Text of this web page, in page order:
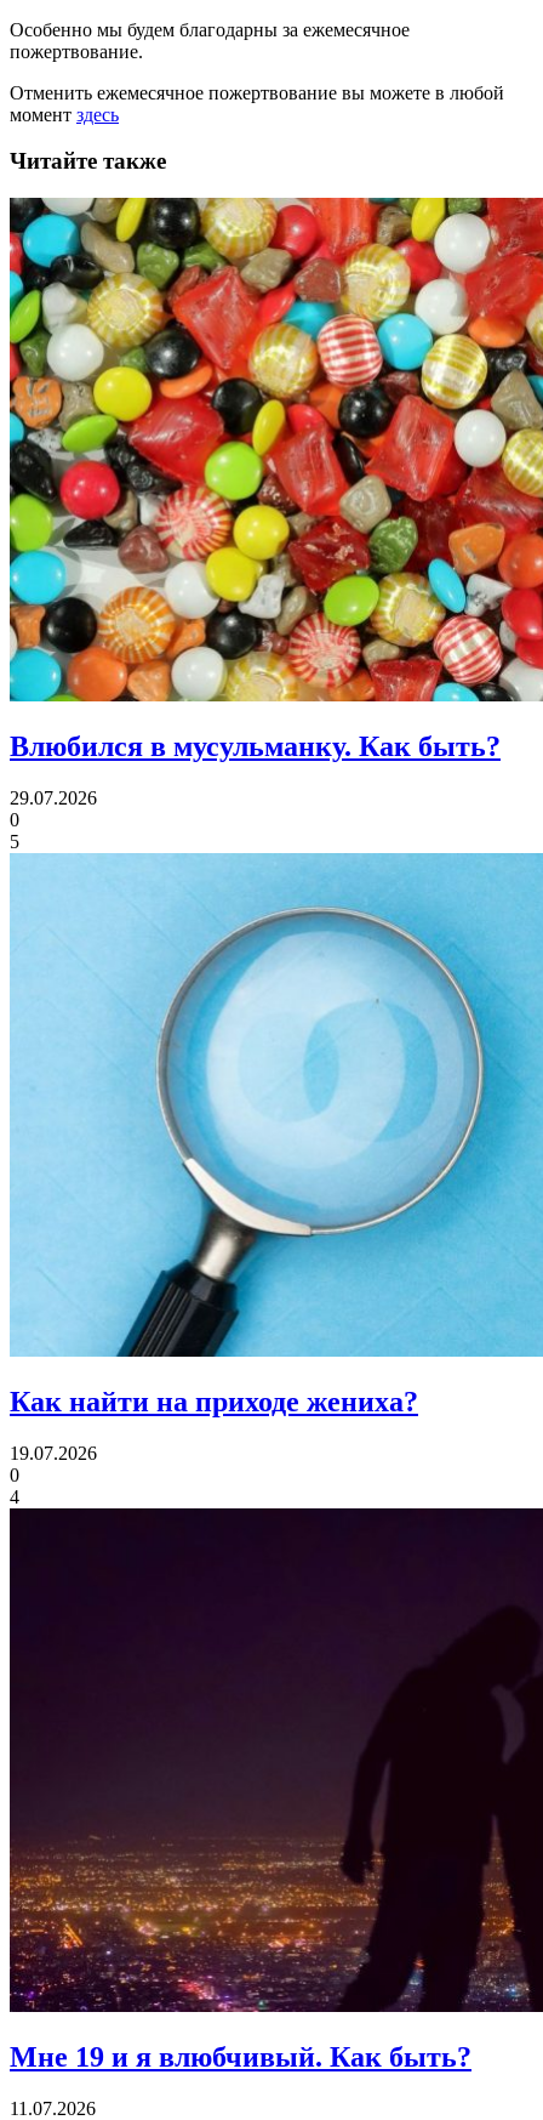
Особенно мы будем благодарны за ежемесячное
пожертвование.
Отменить ежемесячное пожертвование вы можете в любой
момент здесь
Читайте также
Влюбился в мусульманку. Как быть?
29.07.2026
0
5
Как найти на приходе жениха?
19.07.2026
0
4
Мне 19 и я влюбчивый. Как быть?
11.07.2026